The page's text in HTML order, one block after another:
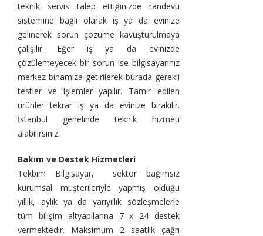
teknik servis talep ettiğinizde randevu
sistemine bağlı olarak iş ya da evinize
gelinerek sorun çözüme kavuşturulmaya
çalışılır. Eğer iş ya da evinizde
çözülemeyecek bir sorun ise bilgisayarınız
merkez binamıza getirilerek burada gerekli
testler ve işlemler yapılır. Tamir edilen
ürünler tekrar iş ya da evinize bırakılır.
İstanbul genelinde teknik hizmeti
alabilirsiniz.
Bakım ve Destek Hizmetleri
Tekbim Bilgisayar, sektör bağımsız
kurumsal müşterileriyle yapmış olduğu
yıllık, aylık ya da yarıyıllık sözleşmelerle
tüm bilişim altyapılarına 7 x 24 destek
vermektedir. Maksimum 2 saatlik çağrı